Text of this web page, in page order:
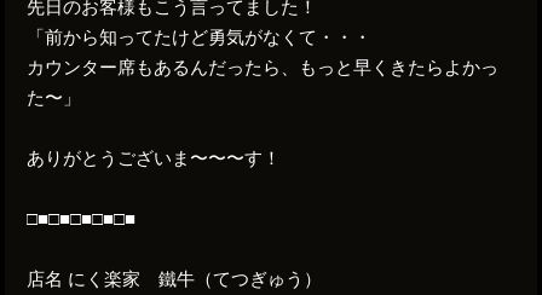
先日のお客様もこう言ってました！
「前から知ってたけど勇気がなくて・・・
カウンター席もあるんだったら、もっと早くきたらよかっ
た〜」
ありがとうございま〜〜〜す！
□■□■□■□■□■
店名 にく楽家 鐵牛（てつぎゅう）